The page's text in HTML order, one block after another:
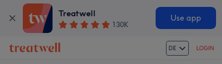
Treatwell
130K
Use app
DE LOGIN